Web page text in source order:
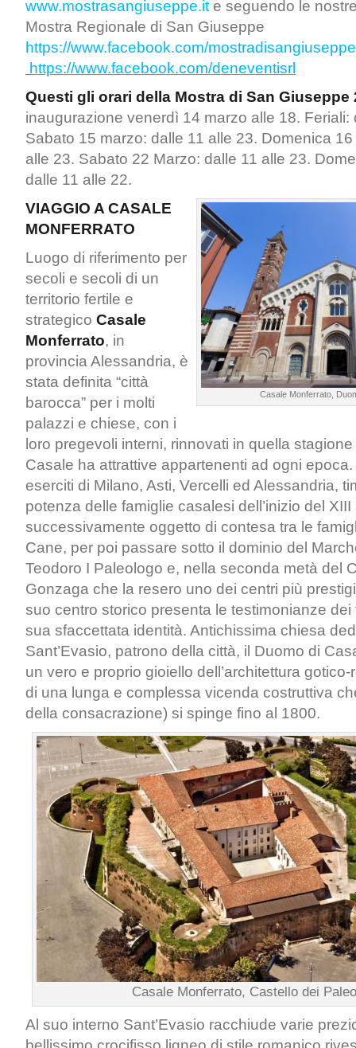
www.mostrasangiuseppe.it e seguendo le
Mostra Regionale di San Giuseppe
https://www.facebook.com/mostradisangiuseppe
https://www.facebook.com/deneventisrl
Questi gli orari della Mostra di San Giuseppe
inaugurazione venerdì 14 marzo alle 18. Feriali:
Sabato 15 marzo: dalle 11 alle 23. Domenica
alle 23. Sabato 22 Marzo: dalle 11 alle 23.
dalle 11 alle 22.
Casale Monferrato,
VIAGGIO A CASALE
MONFERRATO
Luogo di riferimento per
secoli e secoli di un
territorio fertile e
strategico Casale
Monferrato, in
provincia Alessandria, è
stata definita “città
barocca” per i molti
palazzi e chiese, con i
loro pregevoli interni, rinnovati in quella
Casale ha attrattive appartenenti ad ogni
eserciti di Milano, Asti, Vercelli ed Alessandria,
potenza delle famiglie casalesi dell’inizio del
successivamente oggetto di contesa tra le
Cane, per poi passare sotto il dominio del
Teodoro I Paleologo e, nella seconda metà del
Gonzaga che la resero uno dei centri più
suo centro storico presenta le testimonianze
sua sfaccettata identità. Antichissima chiesa
Sant’Evasio, patrono della città, il Duomo di
un vero e proprio gioiello dell’architettura
di una lunga e complessa vicenda costruttiva
della consacrazione) si spinge fino al 1800.
Casale Monferrato, Castello dei
Al suo interno Sant’Evasio racchiude varie